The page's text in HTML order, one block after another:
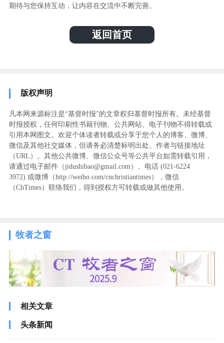
期待与您保持互动，让内容在交流中不断完善。
返回首页
版权声明
凡本网来源标注是“基督时报”的文章权归基督时报所有。未经基督
时报授权，任何印刷性书籍刊物、公共网站、电子刊物不得转载或
引用本网图文。欢迎个体读者转载或分享于您个人的博客、微博、
微信及其他社交媒体，但请务必清楚标明出处、作者与链接地址
（URL）。其他公共微博、微信公众号等公共平台如需转载引用，
请通过电子邮件（jidushibao@gmail.com）、电话 (021-6224
3972) ‬或微博（http://weibo.com/cnchristiantimes），微信
（ChTimes）联络我们，得到授权方可转载或做其他使用。
牧者之窗
相关文章
头条新闻